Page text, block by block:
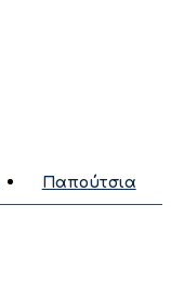
Παπούτσια